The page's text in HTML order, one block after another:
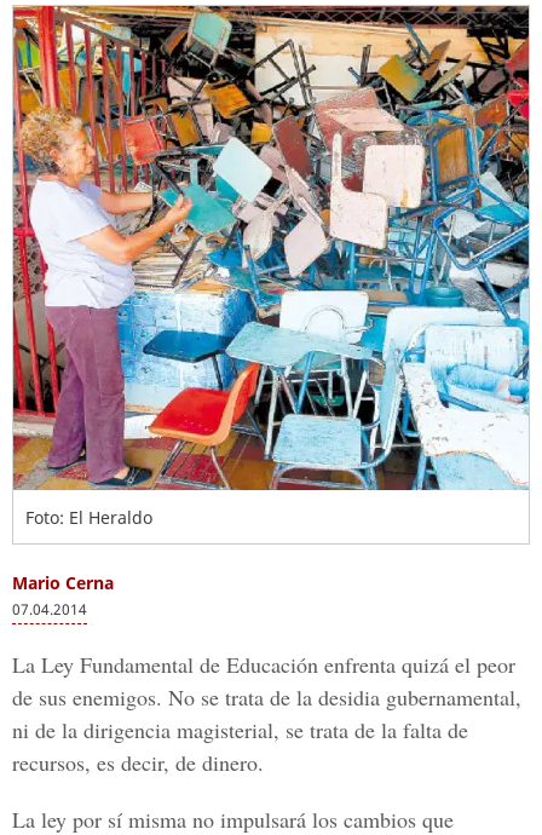
Foto: El Heraldo
Mario Cerna
07.04.2014
La Ley Fundamental de Educación enfrenta quizá el peor
de sus enemigos. No se trata de la desidia gubernamental,
ni de la dirigencia magisterial, se trata de la falta de
recursos, es decir, de dinero.
La ley por sí misma no impulsará los cambios que